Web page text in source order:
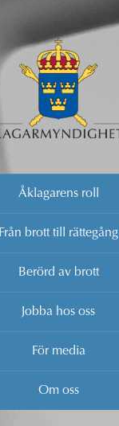
Åklagarens roll
Från brott till rättegång
Berörd av brott
Jobba hos oss
För media
Om oss